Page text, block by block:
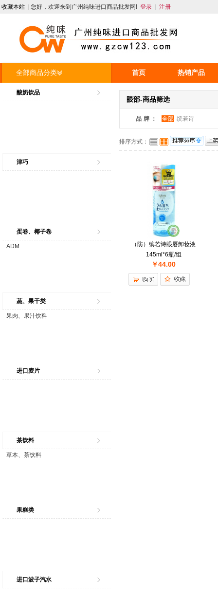
收藏本站 您好，欢迎来到广州纯味进口商品批发网! 登录 注册
全部商品分类
酸奶饮品
津巧
蛋卷、椰子卷
ADM
蔬、果干类
果肉、果汁饮料
进口麦片
茶饮料
草本、茶饮料
果糕类
进口波子汽水
首页 热销产品
人才招聘 资讯
眼部-商品筛选
品牌： 全部 缤若诗
排序方式：
（防）缤若诗眼唇卸妆液
145ml*6瓶/组
￥44.00